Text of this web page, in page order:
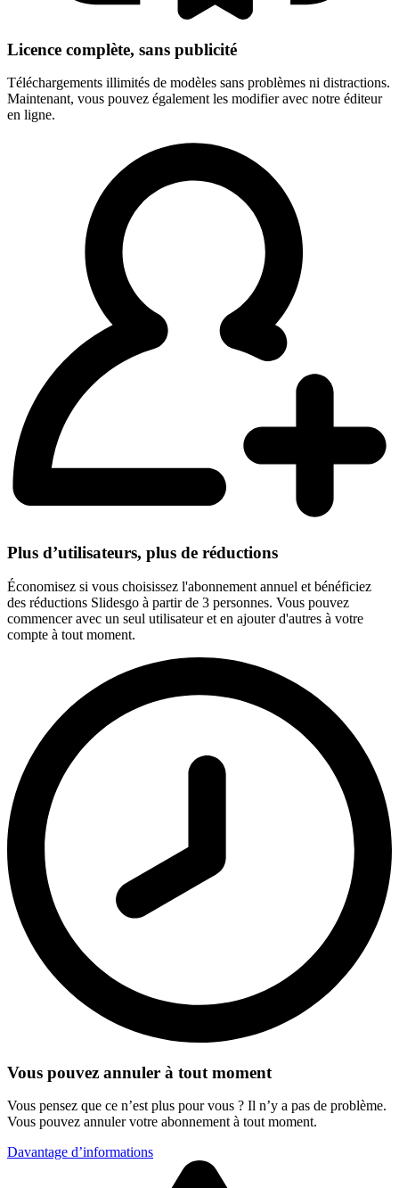
Licence complète, sans publicité
Téléchargements illimités de modèles sans problèmes ni distractions.
Maintenant, vous pouvez également les modifier avec notre éditeur
en ligne.
Plus d’utilisateurs, plus de réductions
Économisez si vous choisissez l'abonnement annuel et bénéficiez
des réductions Slidesgo à partir de 3 personnes. Vous pouvez
commencer avec un seul utilisateur et en ajouter d'autres à votre
compte à tout moment.
Vous pouvez annuler à tout moment
Vous pensez que ce n’est plus pour vous ? Il n’y a pas de problème.
Vous pouvez annuler votre abonnement à tout moment.
Davantage d’informations